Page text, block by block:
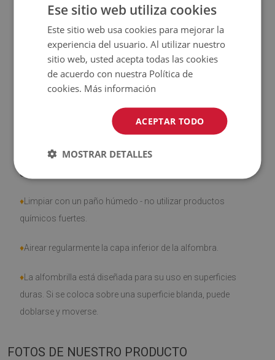
El productofácil de limpiar, resistente a las manchas y al
Tenga en cuenta que los daños causados por el uso
¿Cómo cuidar el producto?
♦ Limpiar con un paño húmedo - no utilizar productos
químicos fuertes.
♦Airear regularmente la capa inferior de la alfombra.
♦ La alfombrilla está diseñada para su uso en superficies
duras. Si se coloca sobre una superficie blanda, puede
doblarse y moverse.
FOTOS DE NUESTRO PRODUCTO
Ese sitio web utiliza cookies
Este sitio web usa cookies para mejorar la
experiencia del usuario. Al utilizar nuestro
sitio web, usted acepta todas las cookies
de acuerdo con nuestra Política de
cookies. Más información
ACEPTAR TODO
MOSTRAR DETALLES